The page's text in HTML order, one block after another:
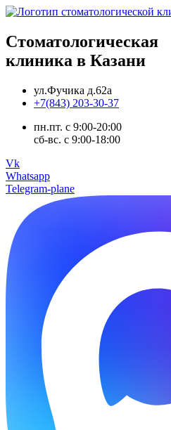
Стоматологическая
клиника в Казани
ул.Фучика д.62а
+7(843) 203-30-37
пн.пт. с 9:00-20:00
сб-вс. с 9:00-18:00
Vk
Whatsapp
Telegram-plane